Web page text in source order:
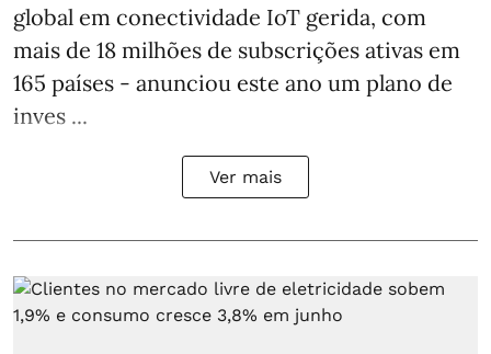
global em conectividade IoT gerida, com
mais de 18 milhões de subscrições ativas em
165 países - anunciou este ano um plano de
inves ...
Ver mais